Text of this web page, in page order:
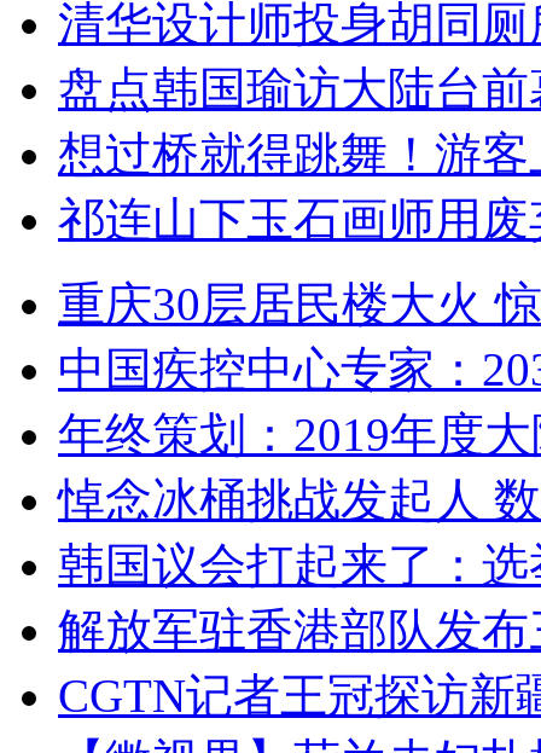
清华设计师投身胡同
盘点韩国瑜访大陆台
想过桥就得跳舞！游客
祁连山下玉石画师用
重庆30层居民楼大火
中国疾控中心专家：
年终策划：2019年度
悼念冰桶挑战发起人
韩国议会打起来了：
解放军驻香港部队发
CGTN记者王冠探访新